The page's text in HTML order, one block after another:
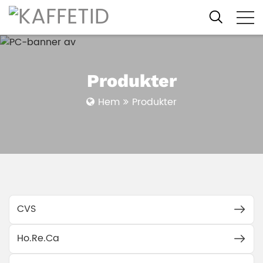
Produkter
Hem Produkter
CVS
Ho.Re.Ca